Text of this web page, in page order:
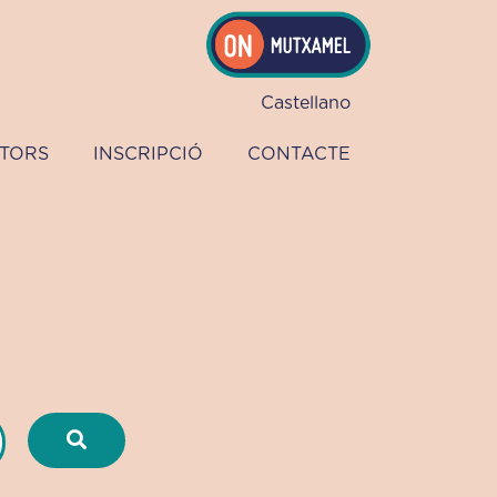
Castellano
INSCRIPCIÓ CONTACTE